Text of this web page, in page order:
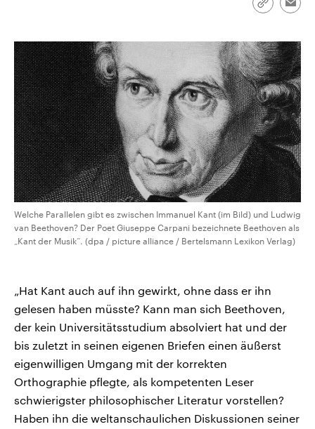
Audio-Archiv
Link
Welche Parallelen gibt es zwischen Immanuel Kant (im Bild) und Ludwig
van Beethoven? Der Poet Giuseppe Carpani bezeichnete Beethoven als
„Kant der Musik“. (dpa / picture alliance / Bertelsmann Lexikon Verlag)
„Hat Kant auch auf ihn gewirkt, ohne dass er ihn
gelesen haben müsste? Kann man sich Beethoven,
der kein Universitätsstudium absolviert hat und der
bis zuletzt in seinen eigenen Briefen einen äußerst
eigenwilligen Umgang mit der korrekten
Orthographie pflegte, als kompetenten Leser
schwierigster philosophischer Literatur vorstellen?
Haben ihn die weltanschaulichen Diskussionen seiner